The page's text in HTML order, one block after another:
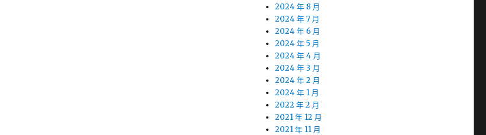
2024 年 8 月
2024 年 7 月
2024 年 6 月
2024 年 5 月
2024 年 4 月
2024 年 3 月
2024 年 2 月
2024 年 1 月
2022 年 2 月
2021 年 12 月
2021 年 11 月